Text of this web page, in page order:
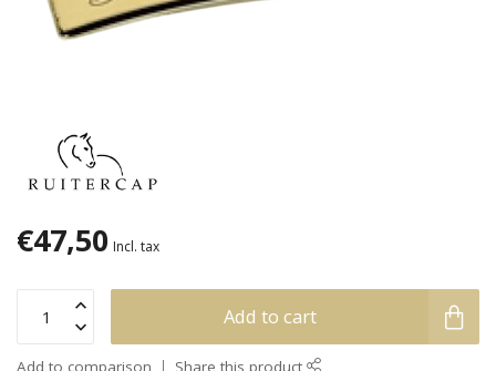
€47,50 Incl. tax
Add to cart
Add to comparison Share this product